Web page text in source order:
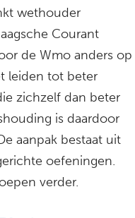
wethouder
Courant
de Wmo anders op
leiden tot beter
zichzelf dan beter
is daardoor
aanpak bestaat uit
oefeningen.
verder.